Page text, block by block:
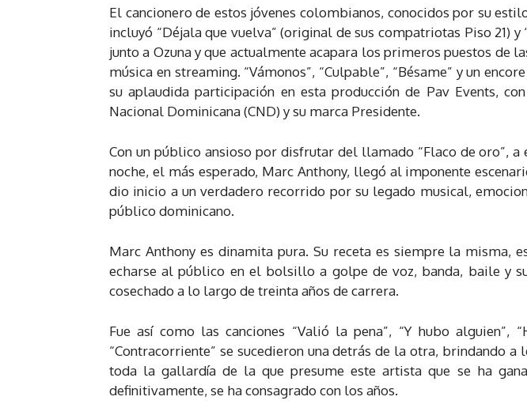
El cancionero de estos jóvenes colombianos, conocidos por su
incluyó “Déjala que vuelva” (original de sus compatriotas Piso 21) y
junto a Ozuna y que actualmente acapara los primeros puestos de
música en streaming. “Vámonos”, “Culpable”, “Bésame” y un
su aplaudida participación en esta producción de Pav Events,
Nacional Dominicana (CND) y su marca Presidente.
Con un público ansioso por disfrutar del llamado “Flaco de oro”,
noche, el más esperado, Marc Anthony, llegó al imponente
dio inicio a un verdadero recorrido por su legado musical,
público dominicano.
Marc Anthony es dinamita pura. Su receta es siempre la misma,
echarse al público en el bolsillo a golpe de voz, banda, baile y
cosechado a lo largo de treinta años de carrera.
Fue así como las canciones “Valió la pena”, “Y hubo alguien”,
“Contracorriente” se sucedieron una detrás de la otra, brindando a
toda la gallardía de la que presume este artista que se ha
definitivamente, se ha consagrado con los años.